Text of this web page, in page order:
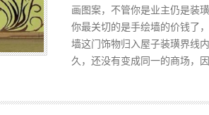
画图案，不管你是业主仍是装
你最关切的是手绘墙的价钱了
墙这门饰物归入屋子装璜界
久，还没有变成同一的商场，